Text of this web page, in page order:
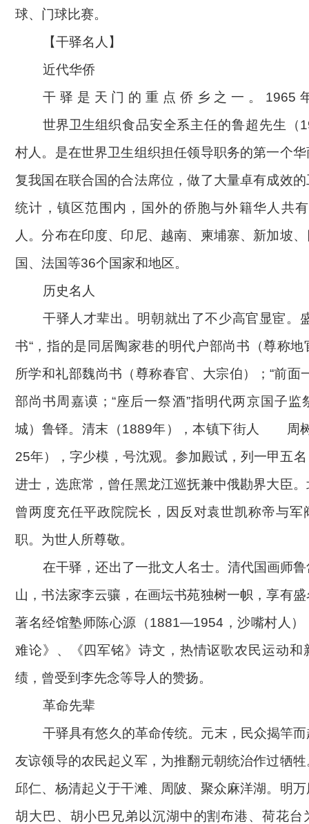
球、门球比赛。
【干驿名人 】
近代华侨
干驿是天门的重点侨乡之一。 1965
世界卫生组织食品安全系主任的鲁超先生（
村人。是在世界卫生组织担任领导职务的第一个
复我国在联合国的合法席位，做了大量卓有成效
统计，镇区范围内，国外的侨胞与外籍华人共
人。分布在印度、印尼、越南、柬埔寨、新加坡
国、法国等36个国家和地区。
历史名人
干驿人才辈出。明朝就出了不少高官显宦。
书“，指的是同居陶家巷的明代户部尚书（尊称
所学和礼部魏尚书（尊称春官、大宗伯）；“前面
部尚书周嘉谟；“座后一祭酒”指明代两京国子监
城）鲁铎。清末（1889年），本镇下街人
周
25年），字少模，号沈观。参加殿试，列一甲五
进士，选庶常，曾任黑龙江巡抚兼中俄勘界大臣
曾两度充任平政院院长，因反对袁世凯称帝与军
职。为世人所尊敬。
在干驿，还出了一批文人名士。清代国画师
山，书法家李云骧，在画坛书苑独树一帜，享有
著名经馆塾师陈心源（1881—1954，沙嘴村人）
难论》、《四军铭》诗文，热情讴歌农民运动和
绩，曾受到李先念等导人的赞扬。
革命先辈
干驿具有悠久的革命传统。元末，民众揭竿
友谅领导的农民起义军，为推翻元朝统治作过牺
邱仁、杨清起义于干滩、周陂、聚众麻洋湖。明
胡大巴、胡小巴兄弟以沉湖中的割布港、荷花台